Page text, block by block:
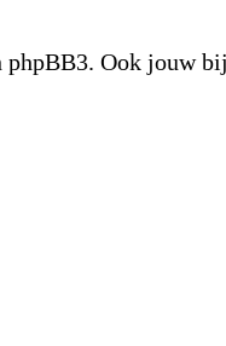
Ook jouw